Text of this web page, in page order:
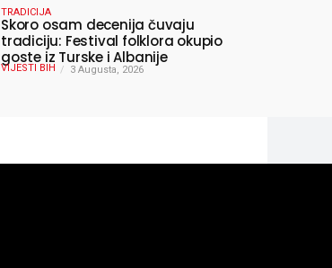
TRADICIJA
Skoro osam decenija čuvaju
tradiciju: Festival folklora okupio
goste iz Turske i Albanije
VIJESTI BIH 3 Augusta, 2026